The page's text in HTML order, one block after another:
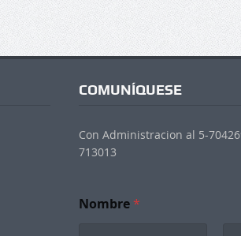
COMUNÍQUESE
Con Administracion al 5-
713013
Nombre*